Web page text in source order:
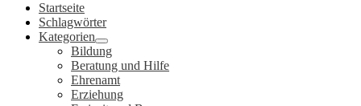
Startseite
Schlagwörter
Kategorien
Bildung
Beratung und Hilfe
Ehrenamt
Erziehung